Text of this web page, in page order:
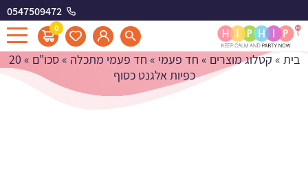
0547509472
0 20 כפיות אלגנט כסוף
בית » קטלוג מוצרים » חד פעמי » חד פעמי מתכלה »סכו"ם »
20
כפיות אלגנט כסוף